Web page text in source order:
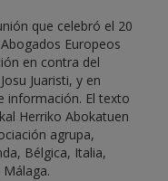
que celebró el 20
Europeos
en contra del
Juaristi, y en
información. El texto
Herriko Abokatuen
agrupa,
Bélgica, Italia,